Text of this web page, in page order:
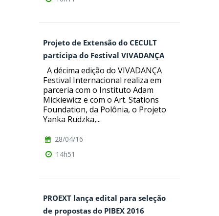
Projeto de Extensão do CECULT
participa do Festival VIVADANÇA
A décima edição do VIVADANÇA
Festival Internacional realiza em
parceria com o Instituto Adam
Mickiewicz e com o Art. Stations
Foundation, da Polônia, o Projeto
Yanka Rudzka,...
28/04/16
14h51
PROEXT lança edital para seleção
de propostas do PIBEX 2016